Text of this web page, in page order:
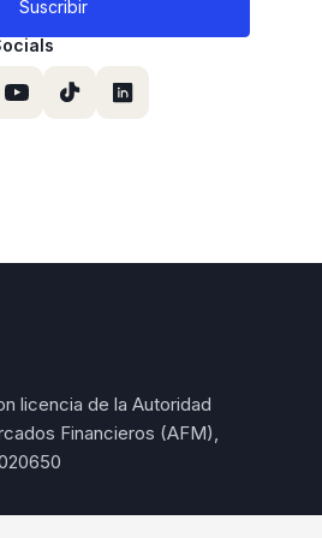
licencia de la Autoridad
Financieros (AFM),